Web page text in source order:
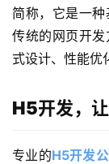
简称，它是一种
传统的网页开
式设计、性能优
H5开发，
专业的H5开发